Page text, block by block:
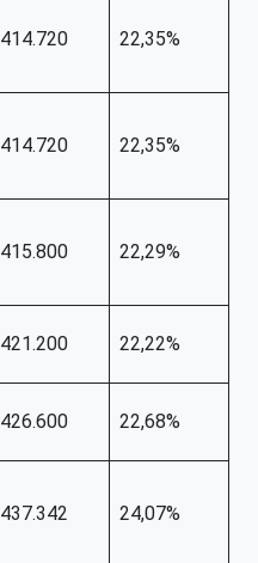
414.720 22,35%
414.720 22,35%
415.800 22,29%
421.200 22,22%
426.600 22,68%
437.342 24,07%